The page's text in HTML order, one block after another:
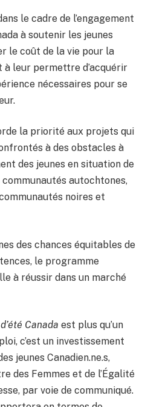
le cadre de l’engagement
à soutenir les jeunes
le coût de la vie pour la
leur permettre d’acquérir
nécessaires pour se
la priorité aux projets qui
à des obstacles à
des jeunes en situation de
communautés autochtones,
noires et
des chances équitables de
le programme
à réussir dans un marché
Canada est plus qu’un
c’est un investissement
jeunes Canadien.ne.s,
des Femmes et de l’Égalité
par voie de communiqué.